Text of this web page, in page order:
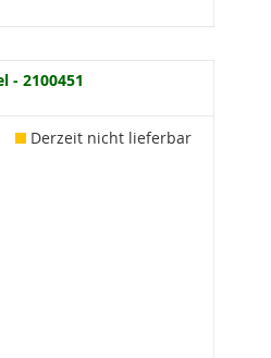
- 2100451
Derzeit nicht lieferbar